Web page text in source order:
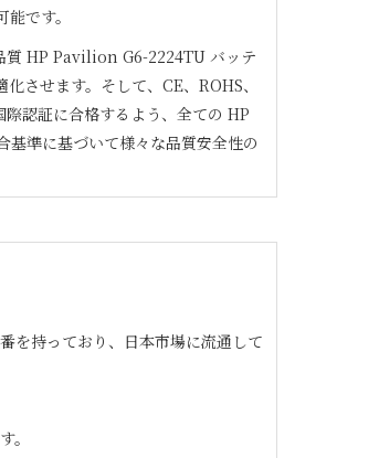
です。
質 HP Pavilion G6-2224TU バッテ
させます。そして、CE、ROHS、
認証に合格するよう、全ての HP
基準に基づいて様々な品質安全性の
を持っており、日本市場に流通して
。